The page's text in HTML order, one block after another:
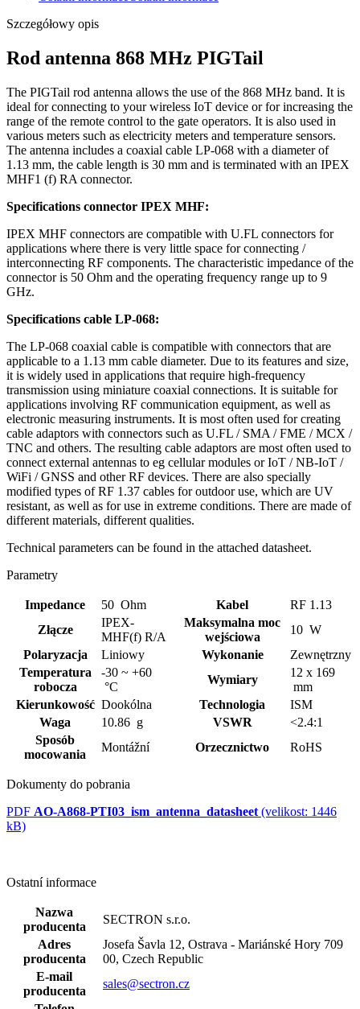
Szczegółowy opis
Rod antenna 868 MHz PIGTail
The PIGTail rod antenna allows the use of the 868 MHz band. It is
ideal for connecting to your wireless IoT device or for increasing the
range of the remote control to the gate operators. It is also used in
various meters such as electricity meters and temperature sensors.
The antenna includes a coaxial cable LP-068 with a diameter of
1.13 mm, the cable length is 30 mm and is terminated with an IPEX
MHF1 (f) RA connector.
Specifications connector IPEX MHF:
IPEX MHF connectors are compatible with U.FL connectors for
applications where there is very little space for connecting /
interconnecting RF components. The characteristic impedance of the
connector is 50 Ohm and the operating frequency range up to 9
GHz.
Specifications cable LP-068:
The LP-068 coaxial cable is compatible with connectors that are
applicable to a 1.13 mm cable diameter. Due to its features and size,
it is widely used in applications that require high-frequency
transmission using miniature coaxial connections. It is suitable for
applications involving RF communication equipment, as well as
electronic measuring instruments. It is most often used for creating
cable adaptors with connectors such as U.FL / SMA / FME / MCX /
TNC and others. The resulting cable adaptors are most often used to
connect external antennas to eg cellular modules orIoT / NB-IoT /
WiFi / GNSS and other RF devices. There are also specially
modified types of RF 1.37 cables for outdoor use, which are UV
resistant, as well as for use in extreme conditions. There are made of
different materials, different qualities.
Technical parameters can be found in the attached datasheet.
Parametry
Impedance 50 Ohm Kabel
RF 1.13
Złącze
IPEX-
MHF(f) R/A
Maksymalna moc
wejściowa
10 W
Polaryzacja
Liniowy Wykonanie
Zewnętrzny
Temperatura
robocza
-30 ~ +60
°C
Wymiary
12 x 169
mm
Kierunkowość Dookólna Technologia
ISM
Waga
10.86 g VSWR
<2.4:1
Sposób
mocowania
Montážní Orzecznictwo RoHS
Dokumenty do pobrania
PDF AO-A868-PTI03_ism_antenna_datasheet (velikost: 1446
kB)
Ostatní informace
Nazwa
producenta
SECTRON s.r.o.
Adres
producenta
Josefa Šavla 12, Ostrava - Mariánské Hory 709
00, Czech Republic
E-mail
producenta
sales@sectron.cz